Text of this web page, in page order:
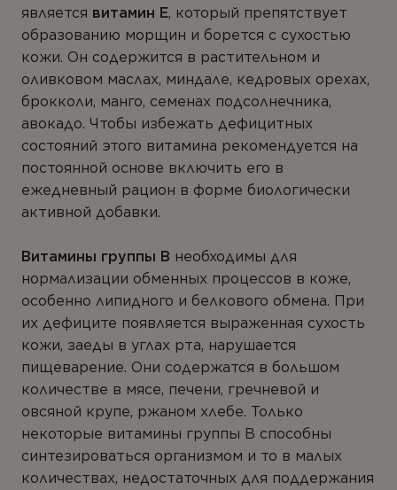
является витамин Е, который препятствует
образованию морщин и борется с сухостью
кожи. Он содержится в растительном и
оливковом маслах, миндале, кедровых орехах,
брокколи, манго, семенах подсолнечника,
авокадо. Чтобы избежать дефицитных
состояний этого витамина рекомендуется на
постоянной основе включить его в
ежедневный рацион в форме биологически
активной добавки.
Витамины группы В необходимы для
нормализации обменных процессов в коже,
особенно липидного и белкового обмена. При
их дефиците появляется выраженная сухость
кожи, заеды в углах рта, нарушается
пищеварение. Они содержатся в большом
количестве в мясе, печени, гречневой и
овсяной крупе, ржаном хлебе. Только
некоторые витамины группы В способны
синтезироваться организмом и то в малых
количествах, недостаточных для поддержания